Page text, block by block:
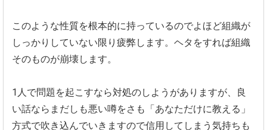
このような性質を根本的に持っているのでよほど組織が
しっかりしていない限り疲弊します。 ヘタをすれば組織
そのものが崩壊します。
1人で問題を起こすなら対処のしようがありますが、
良
い話ならまだしも悪い噂をさも「あなただけに教える」
方式で吹き込んでいきますので信用してしまう気持ちも